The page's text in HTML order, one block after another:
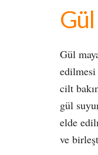
Gül
cilt
gül
elde
ve